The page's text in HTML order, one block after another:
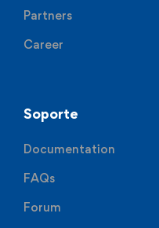
Partners
Career
Soporte
Documentation
FAQs
Forum